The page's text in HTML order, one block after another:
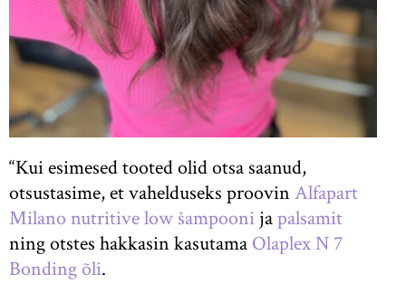
“Kui esimesed tooted olid otsa saanud,
otsustasime, et vahelduseks proovin Alfapart
Milano nutritive low šampooni japalsamit
ning otstes hakkasin kasutama Olaplex N 7
Bonding õli.